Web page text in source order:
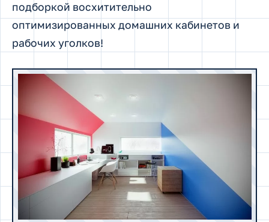
подборкой восхитительно
оптимизированных домашних кабинетов и
рабочих уголков!